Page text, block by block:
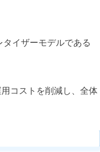
イザーモデルである
コストを削減し、全体